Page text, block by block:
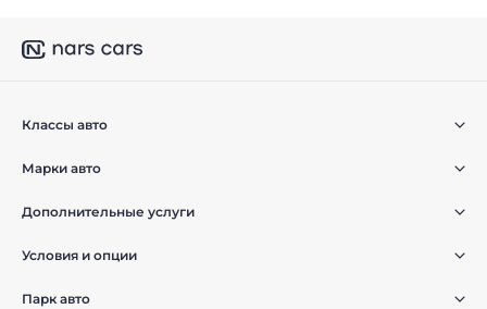
Классы авто
Марки авто
Дополнительные услуги
Условия и опции
Парк авто